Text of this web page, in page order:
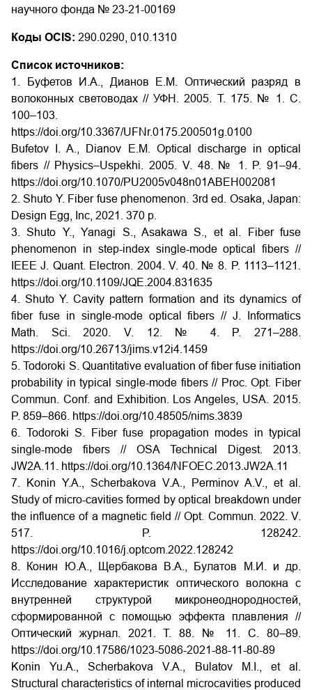
научного фонда № 23-21-00169
Коды OCIS: 290.0290, 010.1310
Список источников:
1. Буфетов И.А., Дианов Е.М. Оптический разряд в
волоконных световодах // УФН. 2005. Т. 175. № 1. С.
100–103.
https://doi.org/10.3367/UFNr.0175.200501g.0100
Bufetov I. A., Dianov E.M. Optical discharge in optical
fibers // Physics–Uspekhi. 2005. V. 48. № 1. P. 91–94.
https://doi.org/10.1070/PU2005v048n01ABEH002081
2. Shuto Y. Fiber fuse phenomenon. 3rd ed. Osaka, Japan:
Design Egg, Inc, 2021. 370 р.
3. Shuto Y., Yanagi S., Asakawa S., et al. Fiber fuse
phenomenon in step-index single-mode optical fibers //
IEEE J. Quant. Electron. 2004. V. 40. № 8. P. 1113–1121.
https://doi.org/10.1109/JQE.2004.831635
4. Shuto Y. Cavity pattern formation and its dynamics of
fiber fuse in single-mode optical fibers // J. Informatics
Math. Sci. 2020. V. 12. № 4. P. 271–288.
https://doi.org/10.26713/jims.v12i4.1459
5. Todoroki S. Quantitative evaluation of fiber fuse initiation
probability in typical single-mode fibers // Proc. Opt. Fiber
Commun. Conf. and Exhibition. Los Angeles, USA. 2015.
P. 859–866. https://doi.org/10.48505/nims.3839
6. Todoroki S. Fiber fuse propagation modes in typical
single-mode fibers // OSA Technical Digest. 2013.
JW2A.11.
https://doi.org/10.1364/NFOEC.2013.JW2A.11
7. Konin Y.A., Scherbakova V.A., Perminov A.V., et al.
Study of micro-cavities formed by optical breakdown under
the influence of a magnetic field // Opt. Commun. 2022. V.
517. P. 128242
https://doi.org/10.1016/j.optcom.2022.128242
8. Конин Ю.А., Щербакова В.А., Булатов М.И. и др.
Исследование характеристик оптического волокна с
внутренней структурой микронеоднородностей,
сформированной с помощью эффекта плавления //
Оптический журнал. 2021. Т. 88. № 11. С. 80–89.
https://doi.org/10.17586/1023-5086-2021-88-11-80-89
Konin Yu.A., Scherbakova V.A., Bulatov M.I., et al.
Structural characteristics of internal microcavities produced